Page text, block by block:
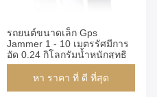
รถยนต์ขนาดเล็ก Gps
Jammer 1 - 10 เมตรรัศมีการ
อัด 0.24 กิโลกรัมน้ำหนักสุทธิ
หา ราคา ที่ ดี ที่สุด